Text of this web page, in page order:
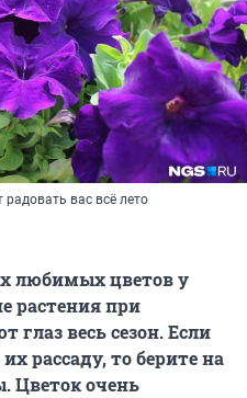
вас всё лето
любимых цветов у
растения при
глаз весь сезон. Если
рассаду, то берите на
Цветок очень